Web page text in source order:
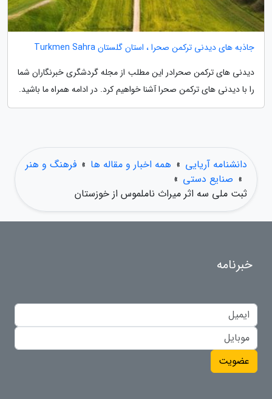
جاذبه های دیدنی ترکمن صحرا ، استان گلستان Turkmen Sahra
دیدنی های ترکمن صحرادر این مطلب از مجله گردشگری خبرنگاران شما
را با دیدنی های ترکمن صحرا آشنا خواهیم کرد. در ادامه همراه ما باشید.
دانشنامه آریایی » همه اخبار و مقاله ها » فرهنگ و هنر
» صنایع دستی »
ثبت ملی سه اثر میراث ناملموس از خوزستان
خبرنامه
عضویت